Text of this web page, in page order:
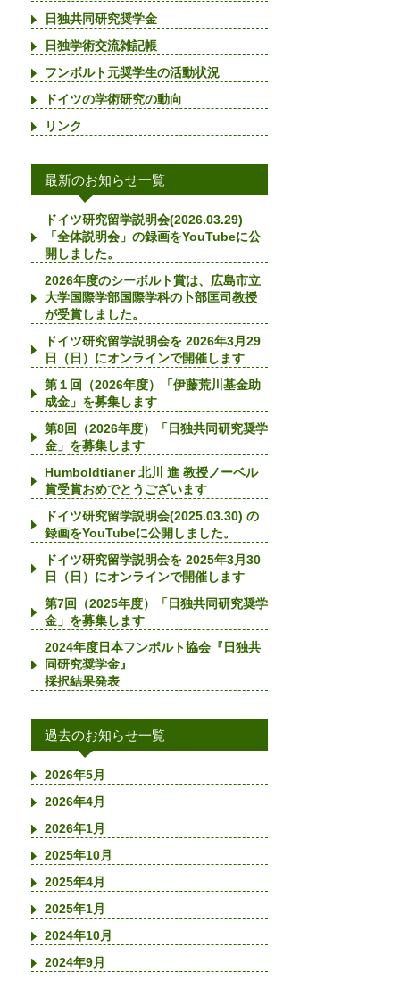
日独共同研究奨学金
日独学術交流雑記帳
フンボルト元奨学生の活動状況
ドイツの学術研究の動向
リンク
最新のお知らせ一覧
ドイツ研究留学説明会(2026.03.29)
「全体説明会」の録画をYouTubeに公
開しました。
2026年度のシーボルト賞は、広島市立
大学国際学部国際学科の卜部匡司教授
が受賞しました。
ドイツ研究留学説明会を 2026年3月29
日（日）にオンラインで開催します
第１回（2026年度）「伊藤荒川基金助
成金」を募集します
第8回（2026年度）「日独共同研究奨学
金」を募集します
Humboldtianer 北川 進 教授ノーベル
賞受賞おめでとうございます
ドイツ研究留学説明会(2025.03.30) の
録画をYouTubeに公開しました。
ドイツ研究留学説明会を 2025年3月30
日（日）にオンラインで開催します
第7回（2025年度）「日独共同研究奨学
金」を募集します
2024年度日本フンボルト協会『日独共
同研究奨学金』
採択結果発表
過去のお知らせ一覧
2026年5月
2026年4月
2026年1月
2025年10月
2025年4月
2025年1月
2024年10月
2024年9月